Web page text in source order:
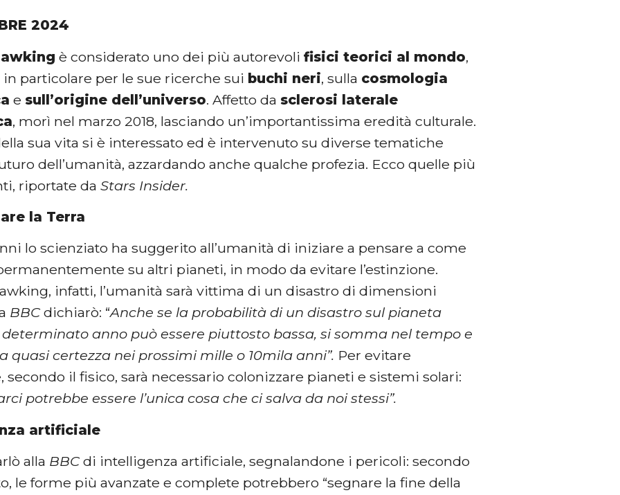
2024
è considerato uno dei più autorevolifisici teorici al mondo,
particolare per le sue ricerche sui buchi neri, sulla cosmologia
e sull’origine dell’universo. Affetto da sclerosi laterale
, morì nel marzo 2018, lasciando un’importantissima eredità culturale.
sua vita si è interessato ed è intervenuto su diverse tematiche
dell’umanità, azzardando anche qualche profezia. Ecco quelle più
riportate daStars Insider.
la Terra
lo scienziato ha suggerito all’umanità di iniziare a pensare a come
su altri pianeti, in modo da evitare l’estinzione.
infatti, l’umanità sarà vittima di un disastro di dimensioni
BBCdichiarò: “Anche se la probabilità di un disastro sul pianeta
determinato anno può essere piuttosto bassa, si somma nel tempo e
quasi certezza nei prossimi mille o 10mila anni”. Per evitare
secondo il fisico, sarà necessario colonizzare pianeti e sistemi solari:
potrebbe essere l’unica cosa che ci salva da noi stessi”.
artificiale
alla BBCdi intelligenza artificiale, segnalandone i pericoli: secondo
le forme più avanzate e complete potrebbero “segnare la fine della